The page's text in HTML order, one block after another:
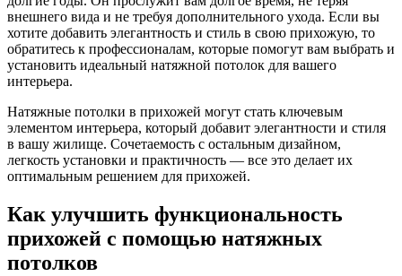
внешнего вида и не требуя дополнительного ухода. Если вы
хотите добавить элегантность и стиль в свою прихожую, то
обратитесь к профессионалам, которые помогут вам выбрать и
установить идеальный натяжной потолок для вашего
интерьера.
Натяжные потолки в прихожей могут стать ключевым
элементом интерьера, который добавит элегантности и стиля
в вашу жилище. Сочетаемость с остальным дизайном,
легкость установки и практичность — все это делает их
оптимальным решением для прихожей.
Как улучшить функциональность
прихожей с помощью натяжных
потолков